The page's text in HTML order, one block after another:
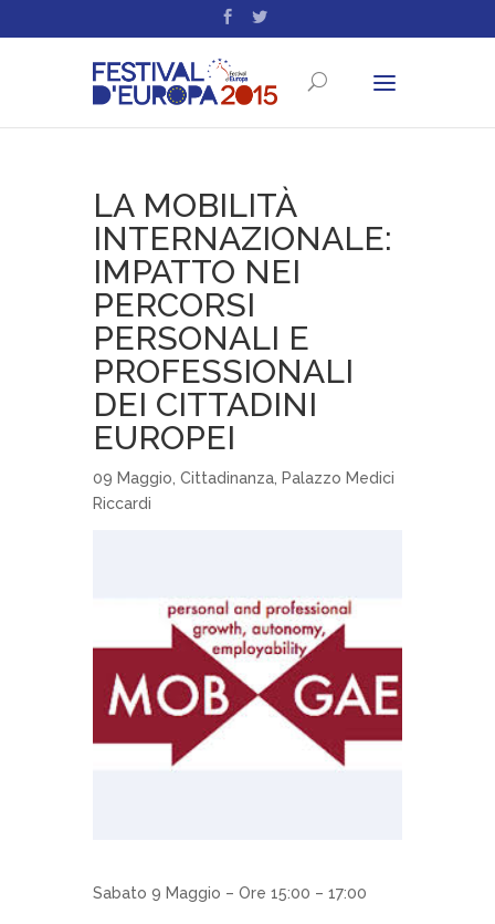
LA MOBILITÀ
INTERNAZIONALE:
IMPATTO NEI
PERCORSI
PERSONALI E
PROFESSIONALI
DEI CITTADINI
EUROPEI
09 Maggio Cittadinanza Palazzo Medici
Riccardi
Sabato 9 Maggio – Ore 15:00 – 17:00